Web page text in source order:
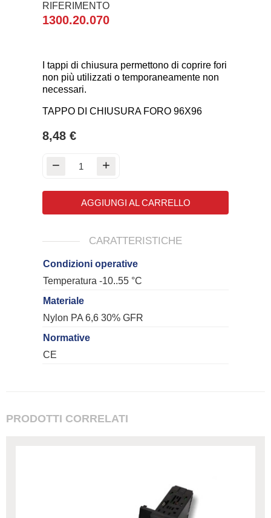
RIFERIMENTO
1300.20.070
I tappi di chiusura permettono di coprire fori
non più utilizzati o temporaneamente non
necessari.
TAPPO DI CHIUSURA FORO 96X96
8,48 €
AGGIUNGI AL CARRELLO
CARATTERISTICHE
Condizioni operative
Temperatura -10..55 °C
Materiale
Nylon PA 6,6 30% GFR
Normative
CE
PRODOTTI CORRELATI